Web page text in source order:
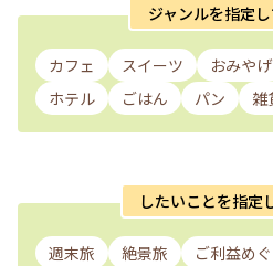
ジャンルを指定
カフェ スイーツ おみやげ
ホテル
ごはん パン 雑
したいことを指定
週末旅 絶景旅 ご利益め